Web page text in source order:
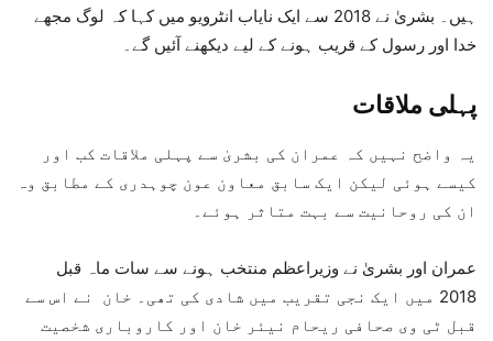
ہیں۔ بشریٰ نے 2018 سے ایک نایاب انٹرویو میں کہا کہ لوگ مجھے
خدا اور رسول کے قریب ہونے کے لیے دیکھنے آئیں گے۔
پہلی ملاقات
یہ واضح نہیں کہ عمران کی بشریٰ سے پہلی ملاقات کب اور
کیسے ہوئی لیکن ایک سابق معاون عون چوہدری کے مطابق وہ
ان کی روحانیت سے بہت متاثر ہوئے۔
عمران اور بشریٰ نے وزیراعظم منتخب ہونے سے سات ماہ قبل
2018 میں ایک نجی تقریب میں شادی کی تھی۔ خان نے اس سے
قبل ٹی وی صحافی ریحام نیئر خان اور کاروباری شخصیت